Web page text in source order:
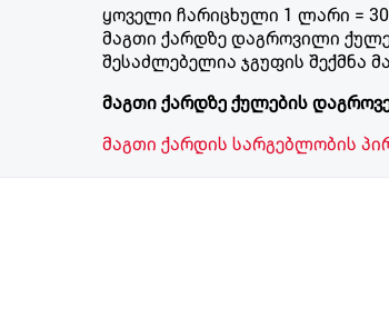
ყოველი ჩარიცხული 1 ლარი =
მაგთი ქარდზე დაგროვილი
შესაძლებელია ჯგუფის შექმნა
მაგთი ქარდზე ქულების
მაგთი ქარდის სარგებლობის